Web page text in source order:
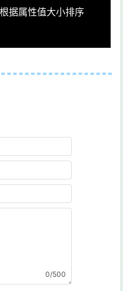
据属性值大小排序
0/500